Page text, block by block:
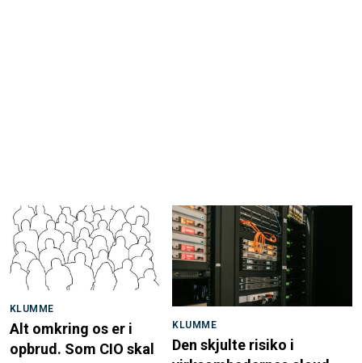
KLUMME
Alt omkring os er i
opbrud. Som CIO skal
KLUMME
Den skjulte risiko i